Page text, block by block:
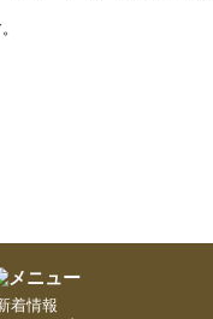
着情報